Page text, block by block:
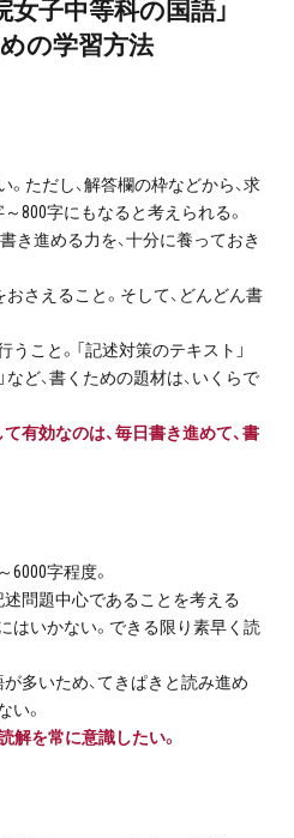
女子中等科の国語」
の学習方法
ただし、解答欄の枠などから、求
800字にもなると考えられる。
き進める力を、十分に養っておき
おさえること。そして、どんどん書
こと。「記述対策のテキスト」
など、書くための題材は、いくらで
有効なのは、毎日書き進めて、書
6000字程度。
問題中心であることを考える
はいかない。できる限り素早く読
多いため、てきぱきと読み進め
い。
解を常に意識したい。